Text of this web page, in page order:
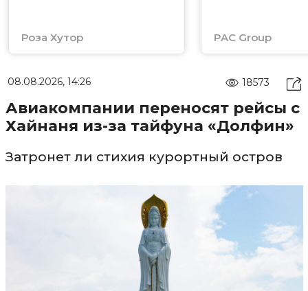
Роза Хутор PAC Group
08.08.2026, 14:26 18573
Авиакомпании переносят рейсы с
Хайнаня из-за тайфуна «Долфин»
Затронет ли стихия курортный остров